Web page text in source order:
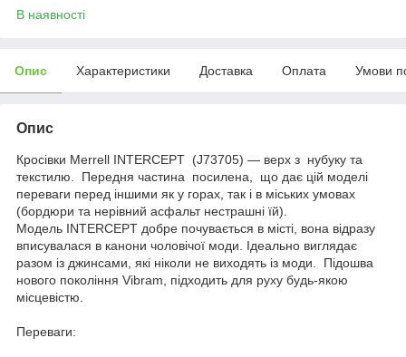
В наявності
Опис Характеристики Доставка Оплата Умови
Опис
Кросівки Merrell INTERCEPT (J73705) — верх з нубуку та
текстилю. Передня частина посилена, що дає цій моделі
переваги перед іншими як у горах, так і в міських умовах
(бордюри та нерівний асфальт нестрашні їй).
Модель INTERCEPT добре почувається в місті, вона відразу
вписувалася в канони чоловічої моди. Ідеально виглядає
разом із джинсами, які ніколи не виходять із моди. Підошва
нового покоління Vibram, підходить для руху будь-якою
місцевістю.
Переваги: